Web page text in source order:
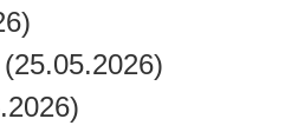
(25.05.2026)